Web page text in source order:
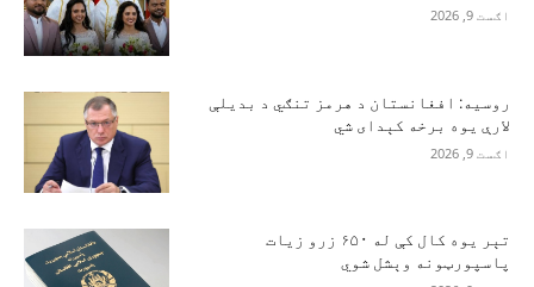
اګست 9, 2026
روسیه: افغانستان د هرمز تنګي د بدیلې
لارې یوه برخه کېدای شي
اګست 9, 2026
تېر یوه کال کې له ۶۵۰ زرو زیات
پاسپورټونه وېشل شوي